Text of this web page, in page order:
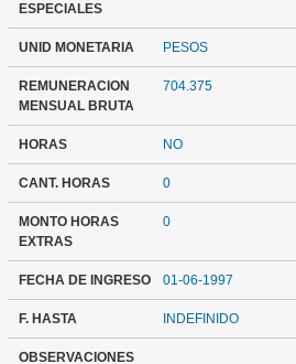
ESPECIALES
UNID MONETARIA PESOS
REMUNERACION
MENSUAL BRUTA
704.375
HORAS NO
CANT. HORAS 0
MONTO HORAS
EXTRAS
0
FECHA DE INGRESO 01-06-1997
F. HASTA INDEFINIDO
OBSERVACIONES